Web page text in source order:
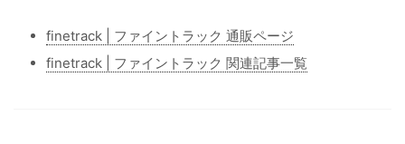
finetrack | ファイントラック 通販ページ
finetrack | ファイントラック 関連記事一覧